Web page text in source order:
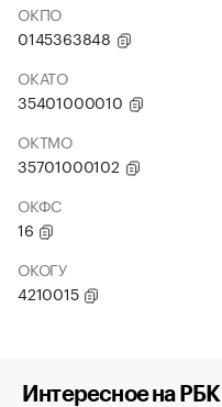
ОКПО
0145363848
ОКАТО
35401000010
ОКТМО
35701000102
ОКФС
16
ОКОГУ
4210015
Интересное на РБК